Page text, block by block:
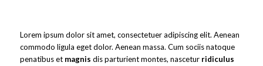
Lorem ipsum dolor sit amet, consectetuer adipiscing elit. Aenean
commodo ligula eget dolor. Aenean massa. Cum sociis natoque
penatibus et magnis dis parturient montes, nascetur ridiculus